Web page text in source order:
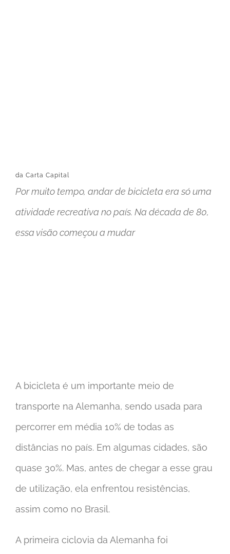
da Carta Capital
Por muito tempo, andar de bicicleta era só uma
atividade recreativa no país. Na década de 80,
essa visão começou a mudar
A bicicleta é um importante meio de
transporte na Alemanha, sendo usada para
percorrer em média 10% de todas as
distâncias no país. Em algumas cidades, são
quase 30%. Mas, antes de chegar a esse grau
de utilização, ela enfrentou resistências,
assim como no Brasil.
A primeira ciclovia da Alemanha foi